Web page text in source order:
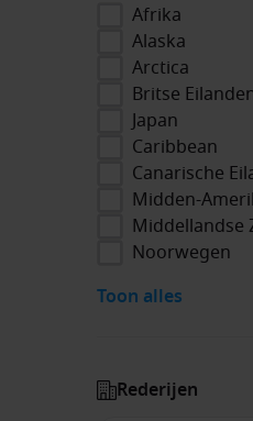
Afrika
Alaska
Arctica
Britse
Japan
Caribbean
Canarische
Midden-
Middellandse
Noorwegen
Toon alles
Rederijen